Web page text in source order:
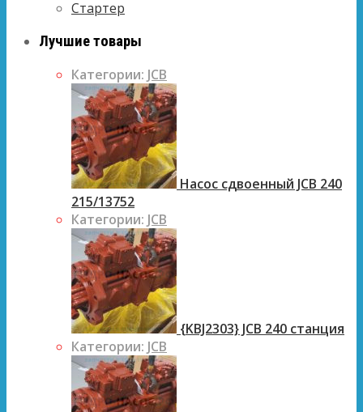
Стартер
Лучшие товары
Категории: JCB
Насос сдвоенный JCB 240
215/13752
Категории: JCB
{KBJ2303} JCB 240 станция
Категории: JCB